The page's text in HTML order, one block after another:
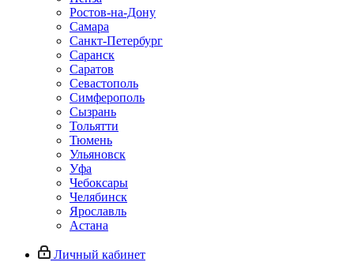
Ростов-на-Дону
Самара
Санкт-Петербург
Саранск
Саратов
Севастополь
Симферополь
Сызрань
Тольятти
Тюмень
Ульяновск
Уфа
Чебоксары
Челябинск
Ярославль
Астана
Личный кабинет